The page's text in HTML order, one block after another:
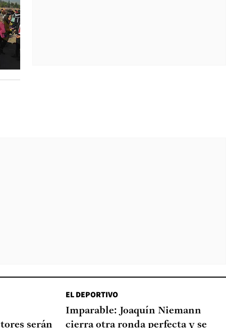
serán
EL DEPORTIVO
Imparable: Joaquín Niemann
cierra otra ronda perfecta y se